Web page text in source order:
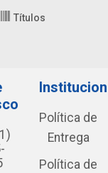
Títulos
Política de
Entrega
Política de